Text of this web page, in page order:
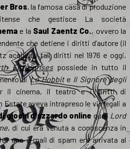
Bros, la famosa casa di produzione
che gestisce La società
e la Saul Zaentz Co., ovvero la
che detiene i diritti d’autore (il
acquistò tali diritti nel 1976 e oggi,
Enterprisespossiede in tutto il
diLo Hobbite Il Signore degli
il cinema, il teatro e i diritti di
Estate aveva intrapreso le vie legali a
giochi d’azzardo online quali Lord
, di cui era venuta a conoscenza in
una e-mail di spam era arrivata al